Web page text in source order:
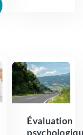
Évaluation